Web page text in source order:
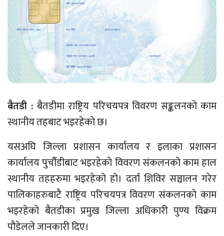
बैतडी : बैतडीमा राष्ट्रिय परिचयपत्र विवरण सङ्कलनको काम
स्थानीय तहबाट भइरहेको छ।
यसअघि जिल्ला प्रशासन कार्यालय र इलाका प्रशासन
कार्यालय पुर्चौडीबाट भइरहेको विवरण संकलनको काम हाल
स्थानीय तहहरुमा भइरहेको हो। दर्ता शिविर सञ्चालन गरेर
पालिकाहरुबाटै राष्ट्रिय परिचयपत्र विवरण संकलनको काम
भइरहेको बैतडीका प्रमुख जिल्ला अधिकारी पुण्य विक्रम
पौडेलले जानकारी दिए।